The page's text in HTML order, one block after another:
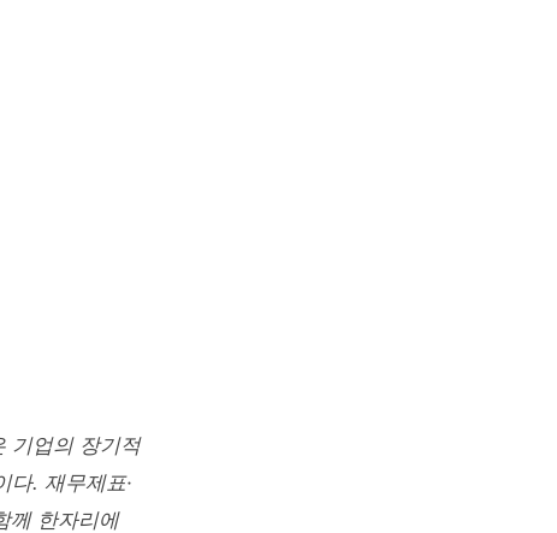
기업의 장기적
다. 재무제표·
께 한자리에